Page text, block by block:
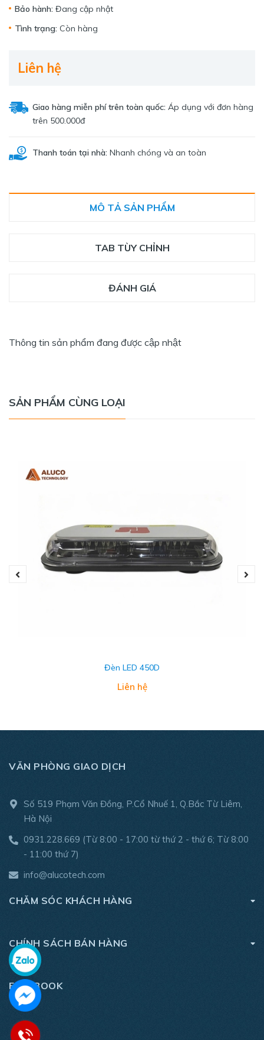
Bảo hành: Đang cập nhật
Tình trạng: Còn hàng
Liên hệ
Giao hàng miễn phí trên toàn quốc: Áp dụng với đơn hàng
trên 500.000đ
Thanh toán tại nhà: Nhanh chóng và an toàn
MÔ TẢ SẢN PHẨM
TAB TÙY CHỈNH
ĐÁNH GIÁ
Thông tin sản phẩm đang được cập nhật
SẢN PHẨM CÙNG LOẠI
Đèn LED 450D
Liên hệ
VĂN PHÒNG GIAO DỊCH
Số 519 Phạm Văn Đồng, P.Cổ Nhuế 1, Q.Bắc Từ Liêm,
Hà Nội
0931.228.669 (Từ 8:00 - 17:00 từ thứ 2 - thứ 6; Từ 8:00
- 11:00 thứ 7)
info@alucotech.com
CHĂM SÓC KHÁCH HÀNG
CHÍNH SÁCH BÁN HÀNG
FACEBOOK